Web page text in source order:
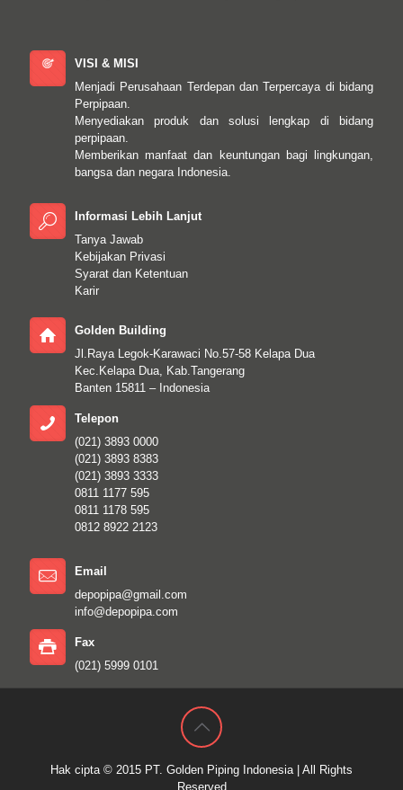
VISI & MISI
Menjadi Perusahaan Terdepan dan Terpercaya di bidang
Perpipaan.
Menyediakan produk dan solusi lengkap di bidang
perpipaan.
Memberikan manfaat dan keuntungan bagi lingkungan,
bangsa dan negara Indonesia.
Informasi Lebih Lanjut
Tanya Jawab
Kebijakan Privasi
Syarat dan Ketentuan
Karir
Golden Building
Jl.Raya Legok-Karawaci No.57-58 Kelapa Dua
Kec.Kelapa Dua, Kab.Tangerang
Banten 15811 – Indonesia
Telepon
(021) 3893 0000
(021) 3893 8383
(021) 3893 3333
0811 1177 595
0811 1178 595
0812 8922 2123
Email
depopipa@gmail.com
info@depopipa.com
Fax
(021) 5999 0101
Hak cipta © 2015 PT. Golden Piping Indonesia| All Rights
Reserved